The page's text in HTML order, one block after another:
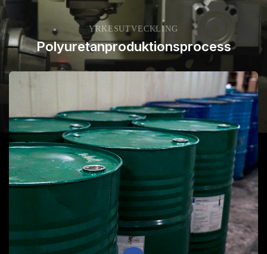
YRKESUTVECKLING
Polyuretanproduktionsprocess